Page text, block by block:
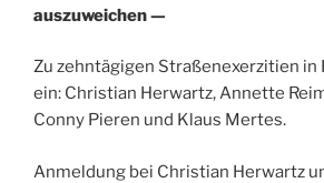
auszuweichen —
Zu zehntägigen Straßenexerzitien in
ein: Christian Herwartz, Annette
Conny Pieren und Klaus Mertes.
Anmeldung bei Christian Herwartz